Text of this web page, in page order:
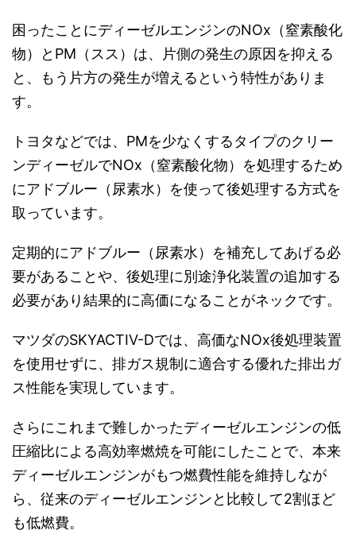
困ったことにディーゼルエンジンのNOx（窒素酸化
物）とPM（スス）は、片側の発生の原因を抑える
と、もう片方の発生が増えるという特性がありま
す。
トヨタなどでは、PMを少なくするタイプのクリー
ンディーゼルでNOx（窒素酸化物）を処理するため
にアドブルー（尿素水）を使って後処理する方式を
取っています。
定期的にアドブルー（尿素水）を補充してあげる必
要があることや、後処理に別途浄化装置の追加する
必要があり結果的に高価になることがネックです。
マツダのSKYACTIV-Dでは、高価なNOx後処理装置
を使用せずに、排ガス規制に適合する優れた排出ガ
ス性能を実現しています。
さらにこれまで難しかったディーゼルエンジンの低
圧縮比による高効率燃焼を可能にしたことで、本来
ディーゼルエンジンがもつ燃費性能を維持しなが
ら、従来のディーゼルエンジンと比較して2割ほど
も低燃費。